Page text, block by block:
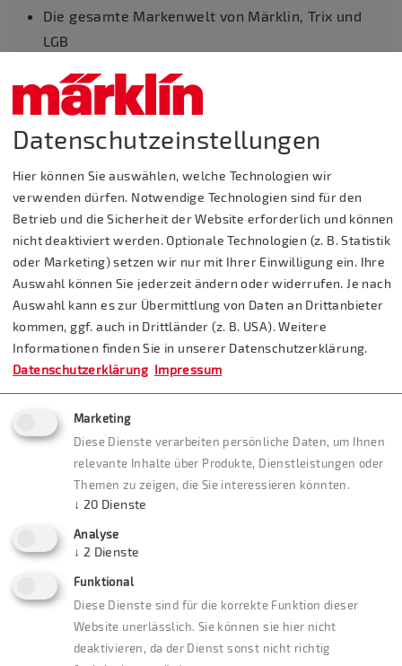
Die gesamte Markenwelt von Märklin, Trix und
LGB
Ja, ich möchte den Märklineum Newsletter mit
allgemeinen Informationen über neue Produkte,
technische Tipps und Hilfestellungen erhalten und willige
ein, dass Märklin hierbei mithilfe eines integrierten Web-
Beacons bzw. Tracking-Pixels Öffnungs- und Klickraten
https://www.maerklineum.de/de/newsletter/
oder am Ende jedes Newsletters).
Märklineum
Besucherinformation
Datenschutzeinstellungen
Hier können Sie auswählen, welche Technologien wir
verwenden dürfen. Notwendige Technologien sind für den
Betrieb und die Sicherheit der Website erforderlich und können
nicht deaktiviert werden. Optionale Technologien (z. B. Statistik
oder Marketing) setzen wir nur mit Ihrer Einwilligung ein. Ihre
Auswahl können Sie jederzeit ändern oder widerrufen. Je nach
Auswahl kann es zur Übermittlung von Daten an Drittanbieter
kommen, ggf. auch in Drittländer (z. B. USA). Weitere
Informationen finden Sie in unserer Datenschutzerklärung.
Datenschutzerklärung Impressum
Marketing
Diese Dienste verarbeiten persönliche Daten, um Ihnen
relevante Inhalte über Produkte, Dienstleistungen oder
Themen zu zeigen, die Sie interessieren könnten.
↓ 20 Dienste
Analyse
↓ 2 Dienste
Funktional
Diese Dienste sind für die korrekte Funktion dieser
Website unerlässlich. Sie können sie hier nicht
deaktivieren, da der Dienst sonst nicht richtig